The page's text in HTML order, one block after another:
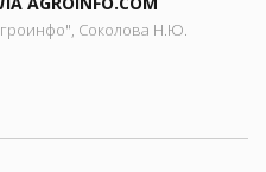
Соколова Н.Ю.